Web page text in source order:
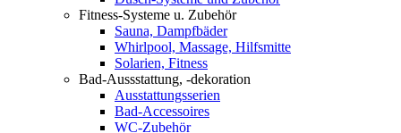
Fitness-Systeme u. Zubehör
Sauna, Dampfbäder
Whirlpool, Massage, Hilfsmitte
Solarien, Fitness
Bad-Aussstattung, -dekoration
Ausstattungsserien
Bad-Accessoires
WC-Zubehör